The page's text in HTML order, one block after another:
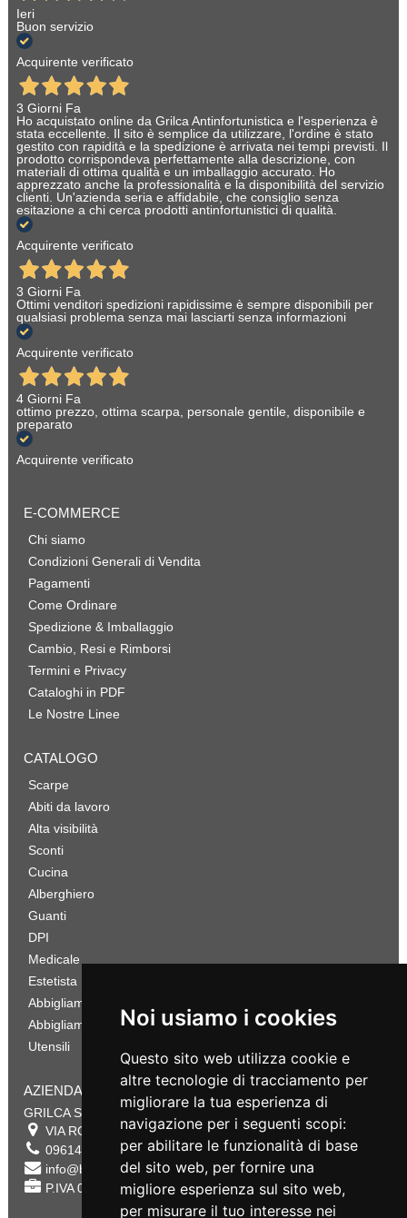
Noi usiamo i cookies
Questo sito web utilizza cookie e
altre tecnologie di tracciamento per
migliorare la tua esperienza di
navigazione per i seguenti scopi:
per abilitare le funzionalità di base
del sito web, per fornire una
migliore esperienza sul sito web,
per misurare il tuo interesse nei
Ieri
Buon servizio
Acquirente verificato
3 Giorni Fa
Ho acquistato online da Grilca Antinfortunistica e l'esperienza è
stata eccellente. Il sito è semplice da utilizzare, l'ordine è stato
gestito con rapidità e la spedizione è arrivata nei tempi previsti. Il
prodotto corrispondeva perfettamente alla descrizione, con
materiali di ottima qualità e un imballaggio accurato. Ho
apprezzato anche la professionalità e la disponibilità del servizio
clienti. Un'azienda seria e affidabile, che consiglio senza
esitazione a chi cerca prodotti antinfortunistici di qualità.
Acquirente verificato
3 Giorni Fa
Ottimi venditori spedizioni rapidissime è sempre disponibili per
qualsiasi problema senza mai lasciarti senza informazioni
Acquirente verificato
4 Giorni Fa
ottimo prezzo, ottima scarpa, personale gentile, disponibile e
preparato
Acquirente verificato
E-COMMERCE
Chi siamo
Condizioni Generali di Vendita
Pagamenti
Come Ordinare
Spedizione & Imballaggio
Cambio, Resi e Rimborsi
Termini e Privacy
Cataloghi in PDF
Le Nostre Linee
CATALOGO
Scarpe
Abiti da lavoro
Alta visibilità
Sconti
Cucina
Alberghiero
Guanti
DPI
Medicale
Estetista
Abbigliamento Sportivo
Abbigliamento Bambino
Utensili
AZIENDA
GRILCA SRL
VIA ROMA 180 88054 SERSALE , CZ
0961432177
info@bestsafety.it
P.IVA 02342180797